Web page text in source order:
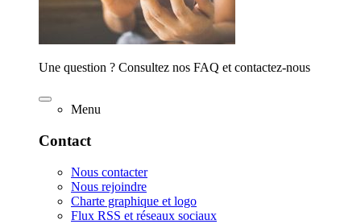
Une question ? Consultez nos FAQ et contactez-nous
Menu
Contact
Nous contacter
Nous rejoindre
Charte graphique et logo
Flux RSS et réseaux sociaux